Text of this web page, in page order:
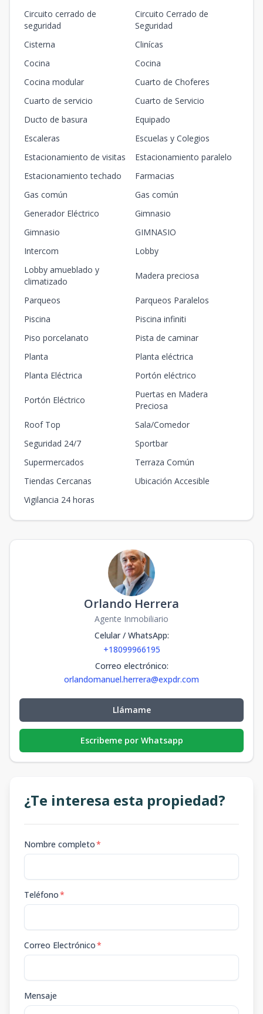
Circuito cerrado de
seguridad
Circuito Cerrado de
Seguridad
Cisterna
Clinícas
Cocina
Cocina
Cocina modular
Cuarto de Choferes
Cuarto de servicio
Cuarto de Servicio
Ducto de basura
Equipado
Escaleras
Escuelas y Colegios
Estacionamiento de visitas
Estacionamiento paralelo
Estacionamiento techado
Farmacias
Gas común
Gas común
Generador Eléctrico
Gimnasio
Gimnasio
GIMNASIO
Intercom
Lobby
Lobby amueblado y
climatizado
Madera preciosa
Parqueos
Parqueos Paralelos
Piscina
Piscina infiniti
Piso porcelanato
Pista de caminar
Planta
Planta eléctrica
Planta Eléctrica
Portón eléctrico
Portón Eléctrico
Puertas en Madera
Preciosa
Roof Top
Sala/Comedor
Seguridad 24/7
Sportbar
Supermercados
Terraza Común
Tiendas Cercanas
Ubicación Accesible
Vigilancia 24 horas
Orlando Herrera
Agente Inmobiliario
Celular / WhatsApp:
+18099966195
Correo electrónico:
orlandomanuel.herrera@expdr.com
Llámame
Escribeme por Whatsapp
¿Te interesa esta propiedad?
Nombre completo*
Teléfono*
Correo Electrónico*
Mensaje